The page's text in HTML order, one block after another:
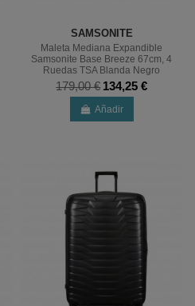
SAMSONITE
Maleta Mediana Expandible
Samsonite Base Breeze 67cm, 4
Ruedas TSA Blanda Negro
179,00 € 134,25 €
Añadir